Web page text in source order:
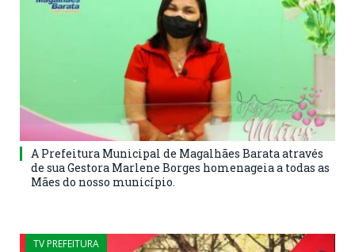
A Prefeitura Municipal de Magalhães Barata através
de sua Gestora Marlene Borges homenageia a todas as
Mães do nosso município.
TV PREFEITURA